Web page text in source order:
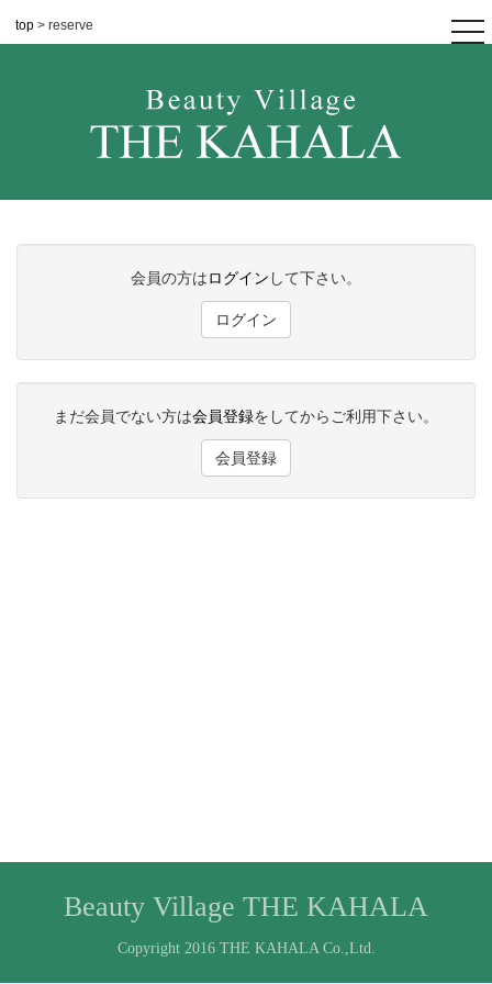
top > reserve
会員の方はログイン して下さい。
ログイン
まだ会員でない方は会員登録をしてからご利用下さい。
会員登録
Beauty Village THE KAHALA
Copyright 2016 THE KAHALA Co.,Ltd.